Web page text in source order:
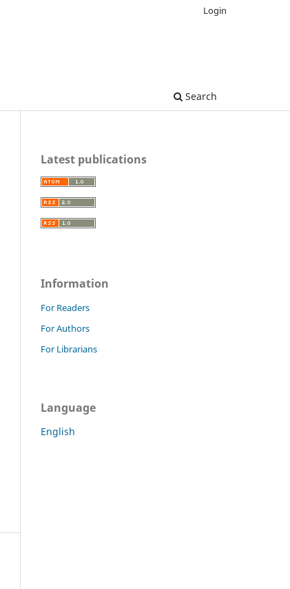
Search
Login
Latest publications
Information
For Readers
For Authors
For Librarians
Language
English